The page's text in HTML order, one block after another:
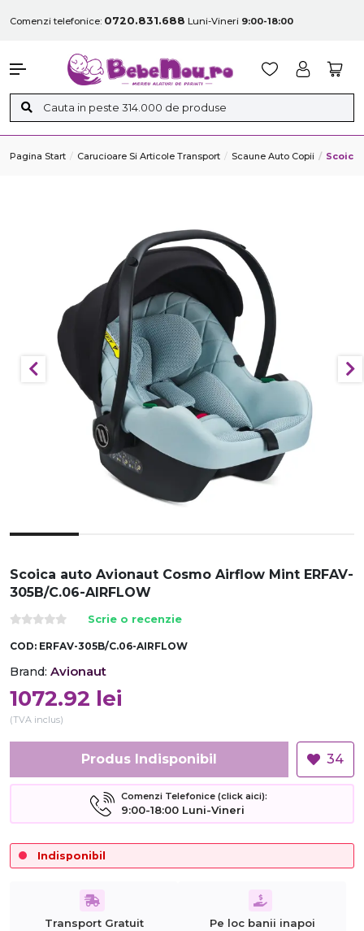
Comenzi telefonice: 0720.831.688 Luni-Vineri 9:00-18:00
Pagina Start Carucioare Si Articole Transport Scaune Auto Copii Scoica
Scoica auto Avionaut Cosmo Airflow Mint ERFAV-
305B/C.06-AIRFLOW
Scrie o recenzie
COD: ERFAV-305B/C.06-AIRFLOW
Brand: Avionaut
1072.92 lei
(TVA inclus)
Produs Indisponibil 34
Comenzi Telefonice (click aici):
9:00-18:00 Luni-Vineri
Indisponibil
Transport Gratuit Pe loc banii inapoi